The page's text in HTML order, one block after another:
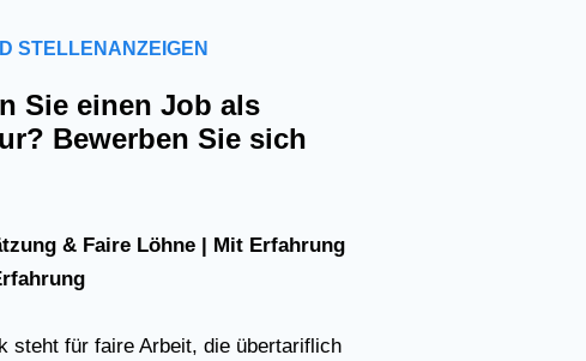
STELLENANZEIGEN
Sie einen Job als
Bewerben Sie sich
& Faire Löhne | Mit Erfahrung
steht für faire Arbeit, die übertariflich